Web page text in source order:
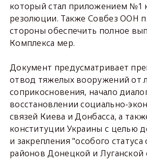
который стал приложением №1
резолюции. Также Совбез ООН
стороны обеспечить полное
Комплекса мер.
Документ предусматривает
отвод тяжелых вооружений от
соприкосновения, начало
восстановлении социально-
связей Киева и Донбасса, а
конституции Украины с целью
и закрепления "особого
районов Донецкой и Луганской